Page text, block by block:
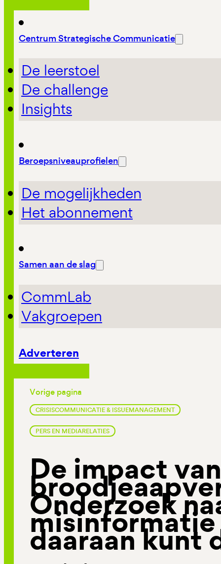
Centrum Strategische Communicatie
De leerstoel
De challenge
Insights
Beroepsniveauprofielen
De mogelijkheden
Het abonnement
Samen aan de slag
CommLab
Vakgroepen
Adverteren
Vorige pagina
CRISISCOMMUNICATIE & ISSUEMANAGEMENT
PERS EN MEDIARELATIES
De impact
Onderzoek
daaraan kunt